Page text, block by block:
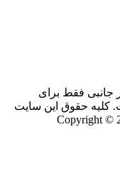
جانبی فقط برای
کلیه حقوق این سایت